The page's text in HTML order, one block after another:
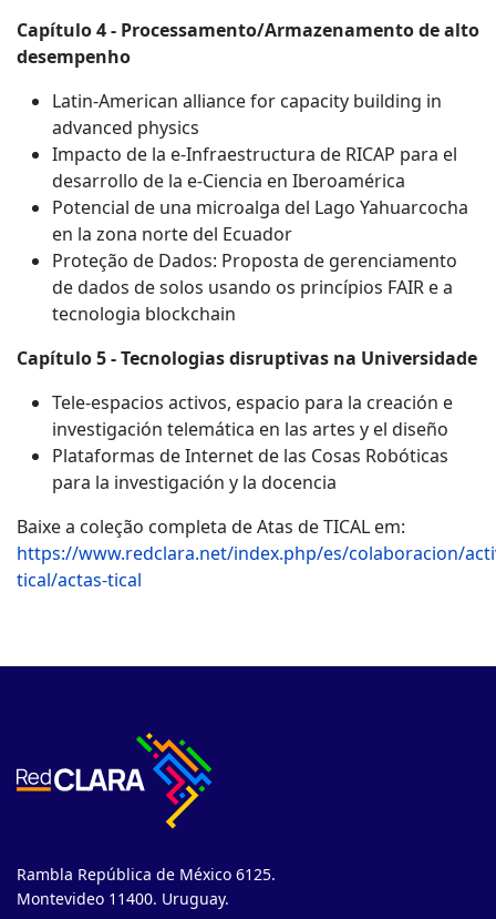
Capítulo 4 - Processamento/Armazenamento de alto
desempenho
Latin-American alliance for capacity building in
advanced physics
Impacto de la e-Infraestructura de RICAP para el
desarrollo de la e-Ciencia en Iberoamérica
Potencial de una microalga del Lago Yahuarcocha
en la zona norte del Ecuador
Proteção de Dados: Proposta de gerenciamento
de dados de solos usando os princípios FAIR e a
tecnologia blockchain
Capítulo 5 - Tecnologias disruptivas na Universidade
Tele-espacios activos, espacio para la creación e
investigación telemática en las artes y el diseño
Plataformas de Internet de las Cosas Robóticas
para la investigación y la docencia
Baixe a coleção completa de Atas de TICAL em:
https://www.redclara.net/index.php/es/colaboracion/
tical/actas-tical
Rambla República de México 6125.
Montevideo 11400. Uruguay.